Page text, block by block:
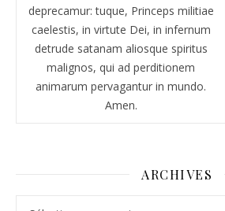
deprecamur: tuque, Princeps militiae
caelestis, in virtute Dei, in infernum
detrude satanam aliosque spiritus
malignos, qui ad perditionem
animarum pervagantur in mundo.
Amen.
ARCHIVES